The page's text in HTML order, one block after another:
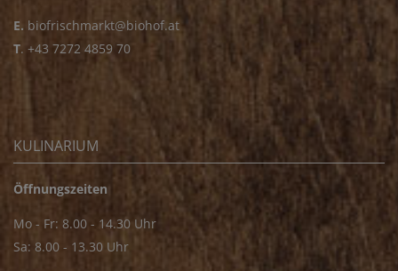
E. biofrischmarkt@biohof.at
T. +43 7272 4859 70
KULINARIUM
Öffnungszeiten
Mo - Fr: 8.00 - 14.30 Uhr
Sa: 8.00 - 13.30 Uhr